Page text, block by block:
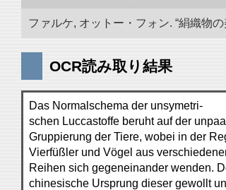
ファルケ, オットー・フォン. “絹織物
OCR読み取り結果
Das Normalschema der unsymetri-
schen Luccastoffe beruht auf der
Gruppierung der Tiere, wobei in der
Vierfüßler und Vögel aus
Reihen sich gegeneinander wenden.
chinesische Ursprung dieser gewollt